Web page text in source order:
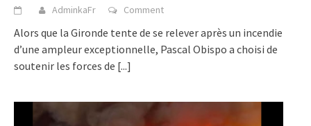
AdminkaFr Comment
Alors que la Gironde tente de se relever après un incendie
d’une ampleur exceptionnelle, Pascal Obispo a choisi de
soutenir les forces de [...]